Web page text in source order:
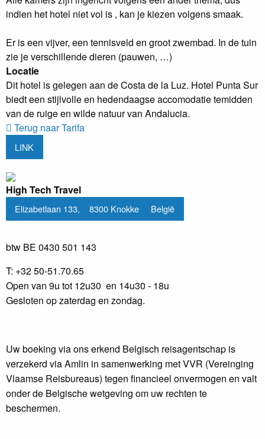
indien het hotel niet vol is , kan je kiezen volgens smaak.
Er is een vijver, een tennisveld en groot zwembad. In de tuin
zie je verschillende dieren (pauwen, …)
Locatie
Dit hotel is gelegen aan de Costa de la Luz. Hotel Punta Sur
biedt een stijlvolle en hedendaagse accomodatie temidden
van de ruige en wilde natuur van Andalucia.
Terug naar Tarifa
LINK
High Tech Travel
Elizabetlaan 133, 8300 Knokke België
btw BE 0430 501 143
T: +32 50-51.70.65
Open van 9u tot 12u30 en 14u30 - 18u
Gesloten op zaterdag en zondag.
Uw boeking via ons erkend Belgisch reisagentschap is
verzekerd via Amlin in samenwerking met VVR (Vereinging
Vlaamse Reisbureaus) tegen financieel onvermogen en valt
onder de Belgische wetgeving om uw rechten te
beschermen.